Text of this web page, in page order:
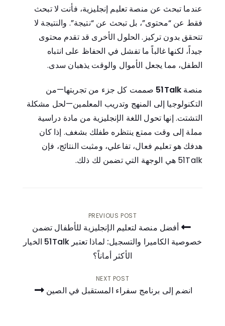
عندما تبحث عن منصة تعليم إنجليزية، فأنت لا تبحث
فقط عن “محتوى”، بل تبحث عن “نتيجة”. والنتيجة لا
تتحقق بدون تركيز. الحلول الأخرى قد تقدم محتوى
جيداً، لكنها غالباً ما تفشل في الحفاظ على انتباه
الطفل، مما يجعل الأموال والوقت يذهبان سدى.
منصة 51Talk صممت كل جزء من تجربتها—من
التكنولوجيا إلى المنهج وتدريب المعلمين—لحل مشكلة
التشتت. إنها تحول اللغة الإنجليزية من مادة دراسية
مملة إلى وقت ممتع ينتظره طفلك بشغف. إذا كان
هدفك هو تعليم فعال، تفاعلي، ومثبت النتائج، فإن
51Talk هي الوجهة التي تضمن لك ذلك.
تصفّح
PREVIOUS POST
أفضل منصة لتعليم الإنجليزية للأطفال تضمن
خصوصية الكاميرا والتسجيل: لماذا تعتبر 51Talk الخيار
الأكثر أماناً؟
NEXT POST
انضم إلى برنامج سفراء المستقبل في الصين